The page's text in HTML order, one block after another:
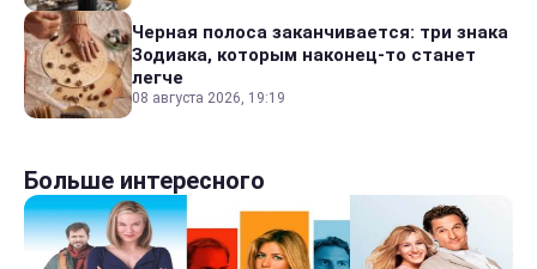
Черная полоса заканчивается: три знака
Зодиака, которым наконец-то станет
легче
08 августа 2026, 19:19
Больше интересного